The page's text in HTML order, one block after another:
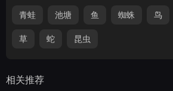
青蛙 池塘 鱼 蜘蛛 鸟
草 蛇 昆虫
相关推荐